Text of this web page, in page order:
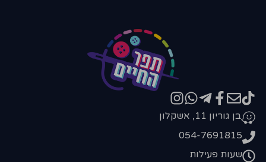
בן גוריון 11, אשקלון
054-7691815
שעות פעילות